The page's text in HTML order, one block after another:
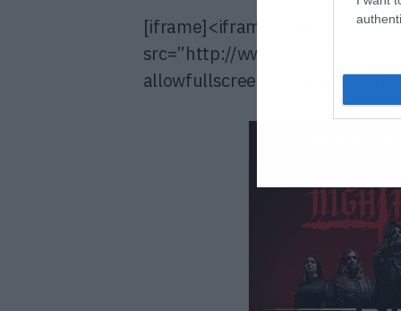
[iframe]<iframe width=”730″
src=”http://www.youtube.com/
allowfullscreen></iframe>[/